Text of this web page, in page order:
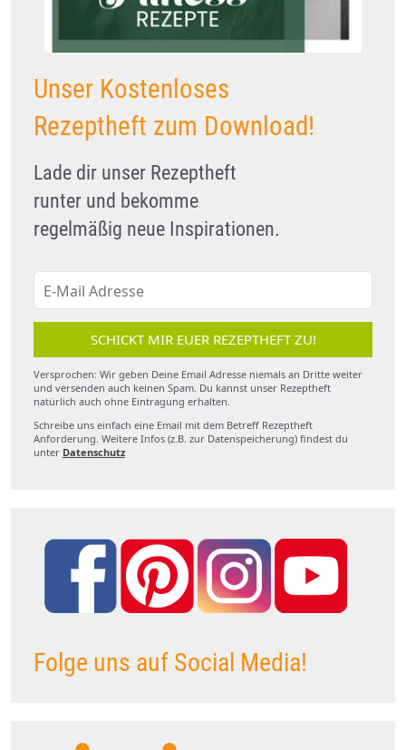
Unser Kostenloses
Rezeptheft zum Download!
Lade dir unser Rezeptheft
runter und bekomme
regelmäßig neue Inspirationen.
SCHICKT MIR EUER REZEPTHEFT ZU!
Versprochen: Wir geben Deine Email Adresse niemals an Dritte weiter
und versenden auch keinen Spam. Du kannst unser Rezeptheft
natürlich auch ohne Eintragung erhalten.
Schreibe uns einfach eine Email mit dem Betreff Rezeptheft
Anforderung. Weitere Infos (z.B. zur Datenspeicherung) findest du
unter Datenschutz
Folge uns auf Social Media!